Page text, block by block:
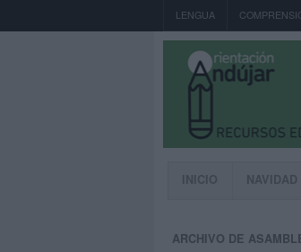
LENGUA
INICIO NAVIDAD
ARCHIVO DE